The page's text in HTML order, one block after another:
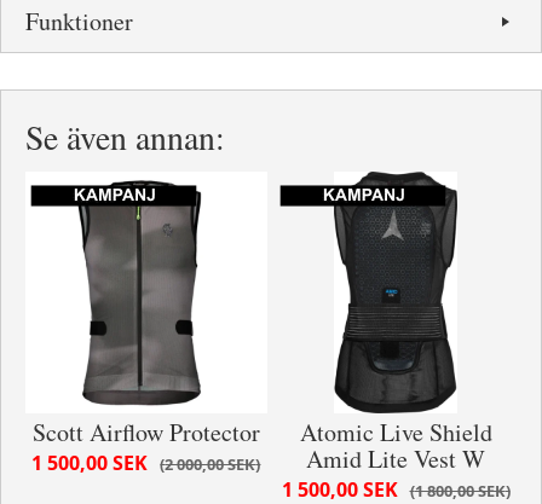
Funktioner
Se även annan:
Scott Airflow Protector
2 000,00 SEK
1 500,00 SEK
Atomic Live Shield
Amid Lite Vest W
1 800,00 SEK
1 500,00 SEK